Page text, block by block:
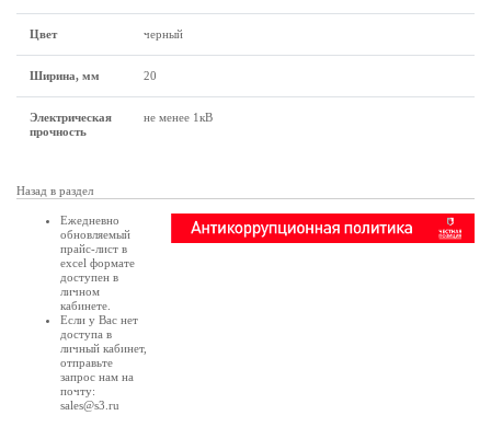
Цвет черный
Ширина, мм 20
Электрическая
прочность
не менее 1кВ
Назад в раздел
Ежедневно
обновляемый
прайс-лист в
excel формате
доступен в
личном
кабинете
Если у Вас нет
доступа в
личный кабинет,
отправьте
запрос нам на
почту:
sales@s3.ru